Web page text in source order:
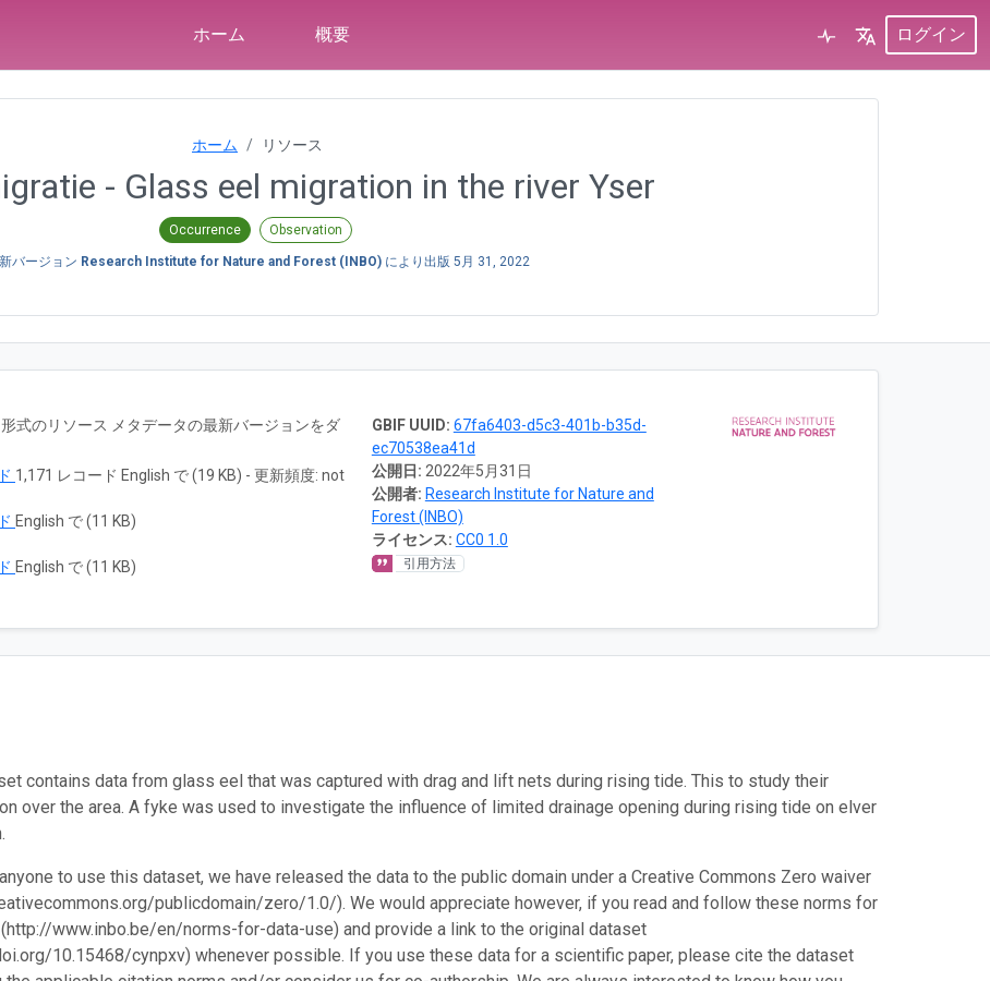
ホーム 概要 ログイン
ホーム リソース
- Glass eel migration in the river Yser
Occurrence Observation
バージョン Research Institute for Nature and Forest (INBO)により出版 5月 31, 2022
GBIF UUID: 67fa6403-d5c3-401b-b35d-
ec70538ea41d
公開日: 2022年5月31日
公開者: Research Institute for Nature and
Forest (INBO)
ライセンス: CC0 1.0
引用方法
式のリソース メタデータの最新バージョンをダ
1,171 レコード English で (19 KB) - 更新頻度: not
English で (11 KB)
English で (11 KB)
contains data from glass eel that was captured with drag and lift nets during rising tide. This to study their
over the area. A fyke was used to investigate the influence of limited drainage opening during rising tide on elver
to use this dataset, we have released the data to the public domain under a Creative Commons Zero waiver
publicdomain/zero/1.0/). We would appreciate however, if you read and follow these norms for
www.inbo.be/en/norms-for-data-use) and provide a link to the original dataset
10.15468/cynpxv) whenever possible. If you use these data for a scientific paper, please cite the dataset